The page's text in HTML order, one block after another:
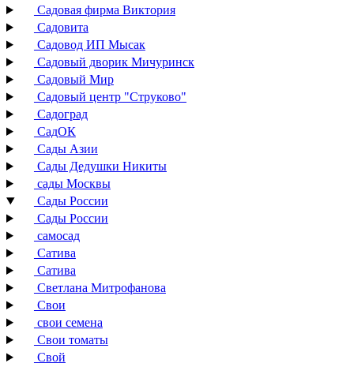
Садовая фирма Виктория
Садовита
Садовод ИП Мысак
Садовый дворик Мичуринск
Садовый Мир
Садовый центр "Струково"
Садоград
СадОК
Сады Азии
Сады Дедушки Никиты
сады Москвы
Сады России
Сады России
самосад
Сатива
Сатива
Светлана Митрофанова
Свои
свои семена
Свои томаты
Свой